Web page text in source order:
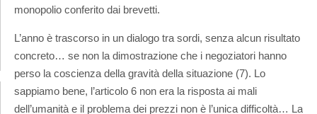
monopolio conferito dai brevetti.
L’anno è trascorso in un dialogo tra sordi, senza alcun risultato
concreto… se non la dimostrazione che i negoziatori hanno
perso la coscienza della gravità della situazione (7). Lo
sappiamo bene, l’articolo 6 non era la risposta ai mali
dell’umanità e il problema dei prezzi non è l’unica difficoltà… La